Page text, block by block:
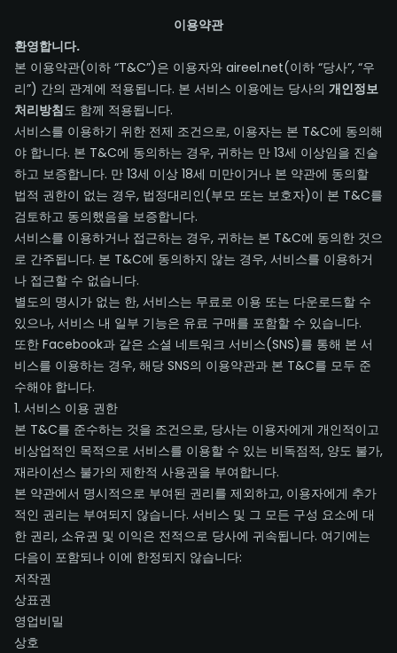
이용약관
환영합니다.
본 이용약관(이하 “T&C”)은 이용자와 aireel.net(이하 “당사”, “우
리”) 간의 관계에 적용됩니다. 본 서비스 이용에는 당사의 개인정보
처리방침도 함께 적용됩니다.
서비스를 이용하기 위한 전제 조건으로, 이용자는 본 T&C에 동의해
야 합니다. 본 T&C에 동의하는 경우, 귀하는 만 13세 이상임을 진술
하고 보증합니다. 만 13세 이상 18세 미만이거나 본 약관에 동의할
법적 권한이 없는 경우, 법정대리인(부모 또는 보호자)이 본 T&C를
검토하고 동의했음을 보증합니다.
서비스를 이용하거나 접근하는 경우, 귀하는 본 T&C에 동의한 것으
로 간주됩니다. 본 T&C에 동의하지 않는 경우, 서비스를 이용하거
나 접근할 수 없습니다.
별도의 명시가 없는 한, 서비스는 무료로 이용 또는 다운로드할 수
있으나, 서비스 내 일부 기능은 유료 구매를 포함할 수 있습니다.
또한 Facebook과 같은 소셜 네트워크 서비스(SNS)를 통해 본 서
비스를 이용하는 경우, 해당 SNS의 이용약관과 본 T&C를 모두 준
수해야 합니다.
1. 서비스 이용 권한
본 T&C를 준수하는 것을 조건으로, 당사는 이용자에게 개인적이고
비상업적인 목적으로 서비스를 이용할 수 있는 비독점적, 양도 불가,
재라이선스 불가의 제한적 사용권을 부여합니다.
본 약관에서 명시적으로 부여된 권리를 제외하고, 이용자에게 추가
적인 권리는 부여되지 않습니다. 서비스 및 그 모든 구성 요소에 대
한 권리, 소유권 및 이익은 전적으로 당사에 귀속됩니다. 여기에는
다음이 포함되나 이에 한정되지 않습니다:
저작권
상표권
영업비밀
상호